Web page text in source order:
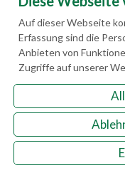
Familie
+43(0)6463
Auf dieser Webseite
Erfassung sind die
Anbieten von
Zugriffe auf unserer